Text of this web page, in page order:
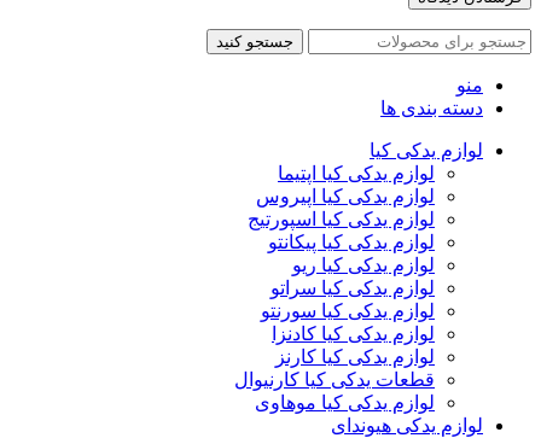
جستجو کنید
منو
دسته بندی ها
لوازم یدکی کیا
لوازم یدکی کیا اپتیما
لوازم یدکی کیا اپیروس
لوازم یدکی کیا اسپورتیج
لوازم یدکی کیا پیکانتو
لوازم یدکی کیا ریو
لوازم یدکی کیا سراتو
لوازم یدکی کیا سورنتو
لوازم یدکی کیا کادنزا
لوازم یدکی کیا کارنز
قطعات یدکی کیا کارنیوال
لوازم یدکی کیا موهاوی
لوازم یدکی هیوندای